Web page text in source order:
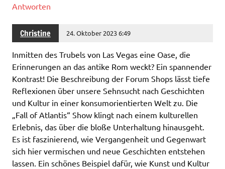
Antworten
Christine 24. Oktober 2023 6:49
Inmitten des Trubels von Las Vegas eine Oase, die
Erinnerungen an das antike Rom weckt? Ein spannender
Kontrast! Die Beschreibung der Forum Shops lässt tiefe
Reflexionen über unsere Sehnsucht nach Geschichten
und Kultur in einer konsumorientierten Welt zu. Die
„Fall of Atlantis“ Show klingt nach einem kulturellen
Erlebnis, das über die bloße Unterhaltung hinausgeht.
Es ist faszinierend, wie Vergangenheit und Gegenwart
sich hier vermischen und neue Geschichten entstehen
lassen. Ein schönes Beispiel dafür, wie Kunst und Kultur